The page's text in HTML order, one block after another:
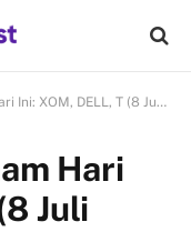
XOM, DELL, T (8 Juli 2026)
Hari
Juli